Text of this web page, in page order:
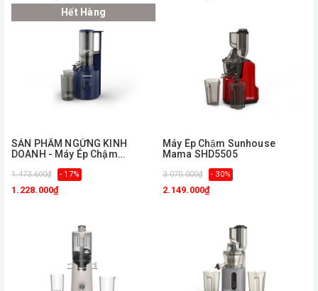
Hết Hàng
ㅤSẢN PHẨM NGỪNG KINH
DOANH - Máy Ép Chậm
1.473.600₫ - 17%
1.228.000₫
Máy Ép Chậm Sunhouse
Mama SHD5505
3.070.000₫ - 30%
2.149.000₫